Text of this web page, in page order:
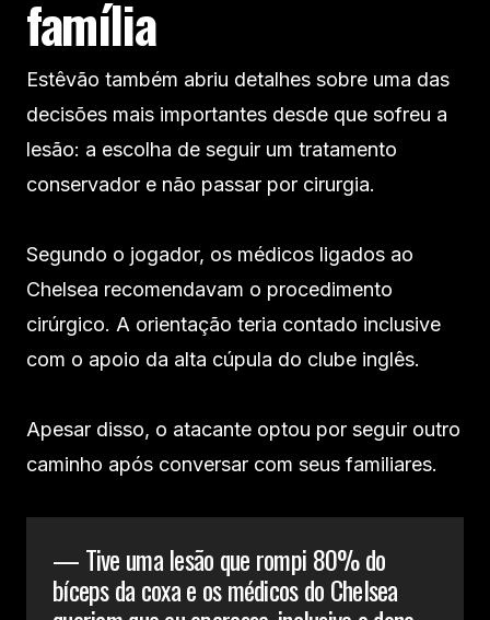
família
Estêvão também abriu detalhes sobre uma das
decisões mais importantes desde que sofreu a
lesão: a escolha de seguir um tratamento
conservador e não passar por cirurgia.
Segundo o jogador, os médicos ligados ao
Chelsea recomendavam o procedimento
cirúrgico. A orientação teria contado inclusive
com o apoio da alta cúpula do clube inglês.
Apesar disso, o atacante optou por seguir outro
caminho após conversar com seus familiares.
— Tive uma lesão que rompi 80% do
bíceps da coxa e os médicos do Chelsea